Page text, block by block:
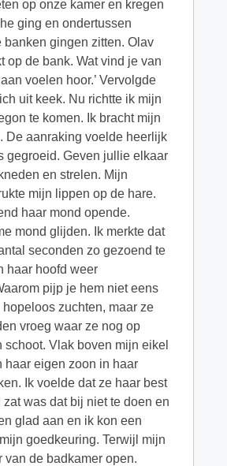
op onze kamer en kregen
ging en ondertussen
gingen zitten. Olav
op de bank. Wat vind je van
voelen hoor.’ Vervolgde
uit keek. Nu richtte ik mijn
te komen. Ik bracht mijn
De aanraking voelde heerlijk
gegroeid. Geven jullie elkaar
en strelen. Mijn
mijn lippen op de hare.
haar mond opende.
mond glijden. Ik merkte dat
seconden zo gezoend te
haar hoofd weer
pijp je hem niet eens
zuchten, maar ze
vroeg waar ze nog op
Vlak boven mijn eikel
haar eigen zoon in haar
Ik voelde dat ze haar best
was dat bij niet te doen en
glad aan en ik kon een
goedkeuring. Terwijl mijn
de badkamer open.